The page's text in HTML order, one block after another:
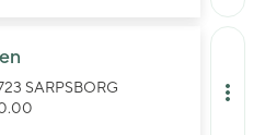
SARPSBORG